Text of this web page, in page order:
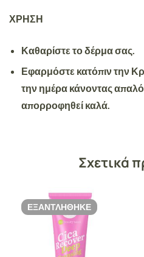
ΧΡΗΣΗ
Καθαρίστε το δέρμα σας.
Εφαρμόστε κατόπιν την
την ημέρα κάνοντας
απορροφηθεί καλά.
Σχετικά
ΕΞΑΝΤΛΉΘΗΚΕ